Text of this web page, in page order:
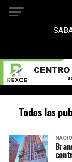
Todas las